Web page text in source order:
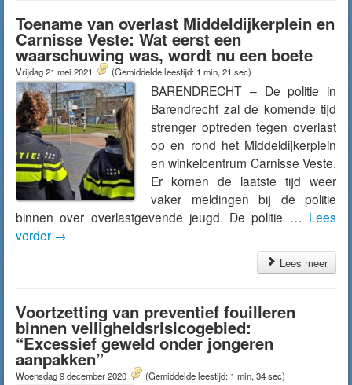
Toename van overlast Middeldijkerplein en
Carnisse Veste: Wat eerst een
waarschuwing was, wordt nu een boete
Vrijdag 21 mei 2021 (Gemiddelde leestijd: 1 min, 21 sec)
BARENDRECHT – De politie in
Barendrecht zal de komende tijd
strenger optreden tegen overlast
op en rond het Middeldijkerplein
en winkelcentrum Carnisse Veste.
Er komen de laatste tijd weer
vaker meldingen bij de politie
binnen over overlastgevende jeugd. De politie … Lees
verder →
Lees meer
Voortzetting van preventief fouilleren
binnen veiligheidsrisicogebied:
“Excessief geweld onder jongeren
aanpakken”
Woensdag 9 december 2020 (Gemiddelde leestijd: 1 min, 34 sec)